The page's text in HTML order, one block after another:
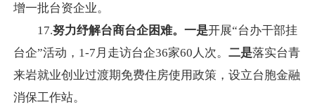
增一批台资企业。
17.努力纾解台商台企困难。一是开展“台办干部挂
台企”活动，1-7月走访台企36家60人次。 二是落实台青
来岩就业创业过渡期免费住房使用政策，设立台胞金融
消保工作站。